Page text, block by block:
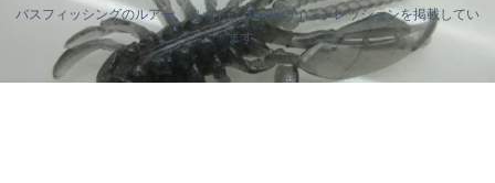
バスフィッシングのルアー、ロッド、リールのインプレッションを掲載してい
ます。